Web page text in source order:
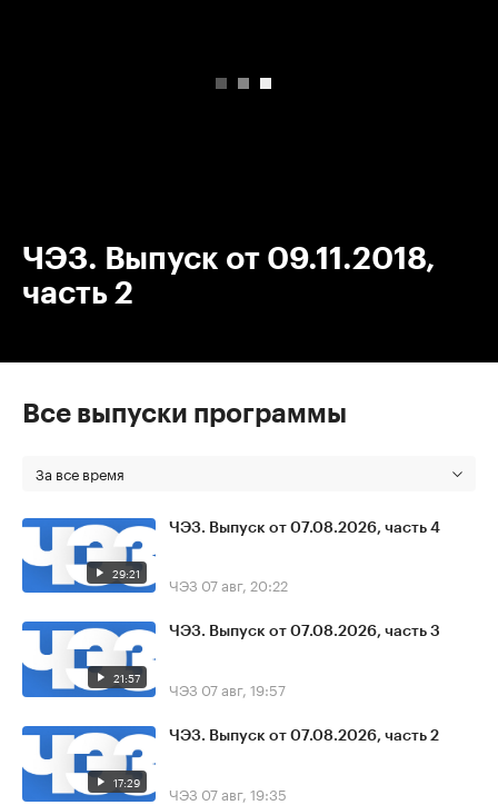
ЧЭЗ. Выпуск от 09.11.2018,
часть 2
Все выпуски программы
За все время
29:21
ЧЭЗ. Выпуск от 07.08.2026, часть 4
ЧЭЗ 07 авг, 20:22
21:57
ЧЭЗ. Выпуск от 07.08.2026, часть 3
ЧЭЗ 07 авг, 19:57
17:29
ЧЭЗ. Выпуск от 07.08.2026, часть 2
ЧЭЗ 07 авг, 19:35